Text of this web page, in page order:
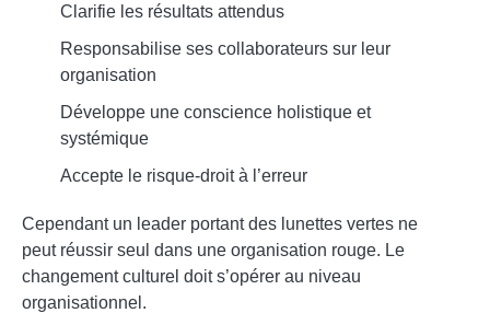
Clarifie les résultats attendus
Responsabilise ses collaborateurs sur leur
organisation
Développe une conscience holistique et
systémique
Accepte le risque-droit à l’erreur
Cependant un leader portant des lunettes vertes ne
peut réussir seul dans une organisation rouge. Le
changement culturel doit s’opérer au niveau
organisationnel.